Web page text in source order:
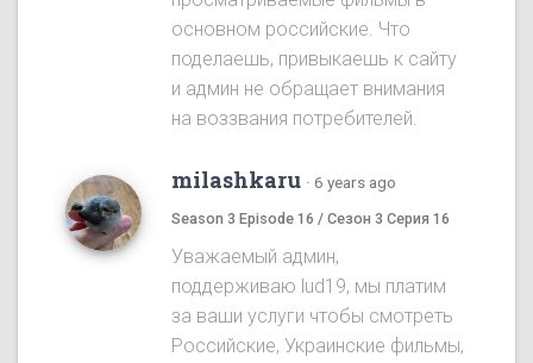
основном российские. Что
поделаешь, привыкаешь к сайту
и админ не обращает внимания
на воззвания потребителей.
milashkaru · 6 years ago
Season 3 Episode 16 / Сезон 3 Серия 16
Уважаемый админ,
поддерживаю lud19, мы платим
за ваши услуги чтобы смотреть
Российские, Украинские фильмы,